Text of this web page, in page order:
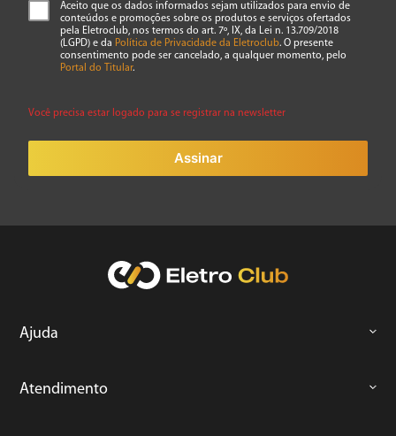
Aceito que os dados informados sejam utilizados para envio de
conteúdos e promoções sobre os produtos e serviços ofertados
pela Eletroclub, nos termos do art. 7º, IX, da Lei n. 13.709/2018
(LGPD) e da Política de Privacidade da Eletroclub. O presente
consentimento pode ser cancelado, a qualquer momento, pelo
Portal do Titular.
Você precisa estar logado para se registrar na newsletter
Assinar
Ajuda
Atendimento